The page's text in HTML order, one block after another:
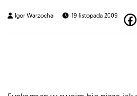
Igor Warzocha 19 listopada 2009